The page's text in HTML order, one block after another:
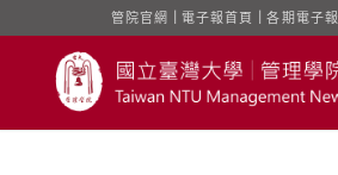
管院官網 電子報首頁 ｜各期電子報